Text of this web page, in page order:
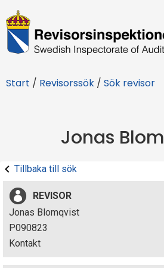
R
e
i
r
s
i
n
Start / Revisorssök / Sök revisor
Jonas
Tillbaka till sök
REVISOR
Jonas Blomqvist
P090823
Kontakt